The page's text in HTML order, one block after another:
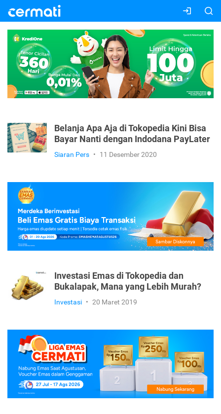
Belanja Apa Aja di Tokopedia Kini Bisa
Bayar Nanti dengan Indodana PayLater
Siaran Pers • 11 Desember 2020
Investasi Emas di Tokopedia dan
Bukalapak, Mana yang Lebih Murah?
Investasi • 20 Maret 2019